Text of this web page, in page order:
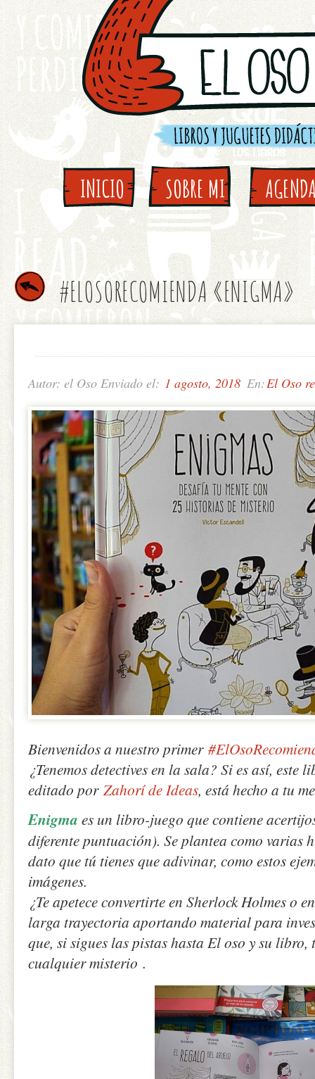
INICIO SOBRE MI
#ELOSORECOMIENDA «ENIGMA»
Autor: el Oso Enviado el: 1 agosto, 2018 En:El Oso
Bienvenidos a nuestro primer
¿Tenemos detectives en la sala? Si es así,
editado por Zahorí de Ideas, está hecho a tu
Enigma es un libro-juego que contiene
diferente puntuación). Se plantea como varias
dato que tú tienes que adivinar, como estos
imágenes.
¿Te apetece convertirte en Sherlock Holmes o
larga trayectoria aportando material para
que, si sigues las pistas hasta El oso y su libro,
cualquier misterio .